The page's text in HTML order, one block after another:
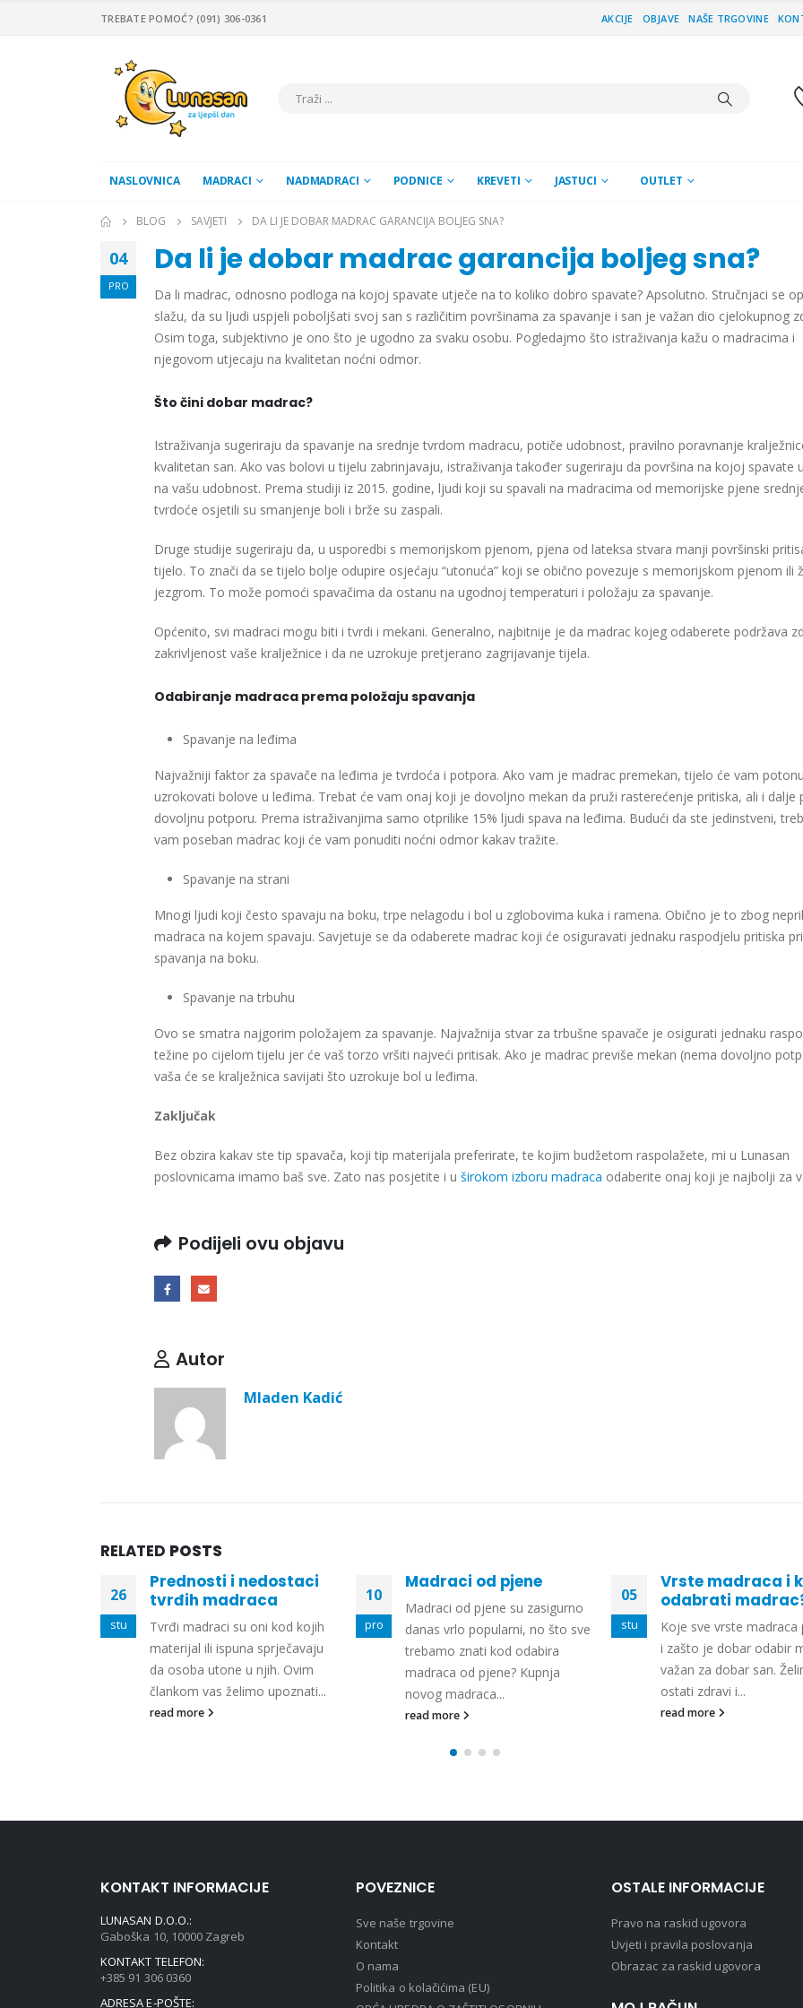
TREBATE POMOĆ? (091) 306-0361 AKCIJE OBJAVE NAŠE TRGOVINE
NASLOVNICA MADRACI NADMADRACI PODNICE KREVETI JASTUCI OUTLET
BLOG SAVJETI DA LI JE DOBAR MADRAC GARANCIJA BOLJEG SNA?
04
PRO
Da li je dobar madrac garancija boljeg sna?
Da li madrac, odnosno podloga na kojoj spavate utječe na to koliko dobro spavate? Apsolutno. Stručnjaci se
slažu, da su ljudi uspjeli poboljšati svoj san s različitim površinama za spavanje i san je važan dio cjelokupnog
Osim toga, subjektivno je ono što je ugodno za svaku osobu. Pogledajmo što istraživanja kažu o madracima i
njegovom utjecaju na kvalitetan noćni odmor.
Što čini dobar madrac?
Istraživanja sugeriraju da spavanje na srednje tvrdom madracu, potiče udobnost, pravilno poravnanje
kvalitetan san. Ako vas bolovi u tijelu zabrinjavaju, istraživanja također sugeriraju da površina na kojoj spavate
na vašu udobnost. Prema studiji iz 2015. godine, ljudi koji su spavali na madracima od memorijske pjene
tvrdoće osjetili su smanjenje boli i brže su zaspali.
Druge studije sugeriraju da, u usporedbi s memorijskom pjenom, pjena od lateksa stvara manji površinski
tijelo. To znači da se tijelo bolje odupire osjećaju “utonuća” koji se obično povezuje s memorijskom pjenom ili
jezgrom. To može pomoći spavačima da ostanu na ugodnoj temperaturi i položaju za spavanje.
Općenito, svi madraci mogu biti i tvrdi i mekani. Generalno, najbitnije je da madrac kojeg odaberete podržava
zakrivljenost vaše kralježnice i da ne uzrokuje pretjerano zagrijavanje tijela.
Odabiranje madraca prema položaju spavanja
Spavanje na leđima
Najvažniji faktor za spavače na leđima je tvrdoća i potpora. Ako vam je madrac premekan, tijelo će vam
uzrokovati bolove u leđima. Trebat će vam onaj koji je dovoljno mekan da pruži rasterećenje pritiska, ali i dalje
dovoljnu potporu. Prema istraživanjima samo otprilike 15% ljudi spava na leđima. Budući da ste jedinstveni,
vam poseban madrac koji će vam ponuditi noćni odmor kakav tražite.
Spavanje na strani
Mnogi ljudi koji često spavaju na boku, trpe nelagodu i bol u zglobovima kuka i ramena. Obično je to zbog
madraca na kojem spavaju. Savjetuje se da odaberete madrac koji će osiguravati jednaku raspodjelu pritiska
spavanja na boku.
Spavanje na trbuhu
Ovo se smatra najgorim položajem za spavanje. Najvažnija stvar za trbušne spavače je osigurati jednaku
težine po cijelom tijelu jer će vaš torzo vršiti najveći pritisak. Ako je madrac previše mekan (nema dovoljno
vaša će se kralježnica savijati što uzrokuje bol u leđima.
Zaključak
Bez obzira kakav ste tip spavača, koji tip materijala preferirate, te kojim budžetom raspolažete, mi u Lunasan
poslovnicama imamo baš sve. Zato nas posjetite i u širokom izboru madraca odaberite onaj koji je najbolji za
Podijeli ovu objavu
Autor
Mladen Kadić
RELATED POSTS
26
stu
Prednosti i nedostaci
tvrđih madraca
Tvrđi madraci su oni kod kojih
materijal ili ispuna sprječavaju
da osoba utone u njih. Ovim
člankom vas želimo upoznati...
read more
10
pro
Madraci od pjene
Madraci od pjene su zasigurno
danas vrlo popularni, no što sve
trebamo znati kod odabira
madraca od pjene? Kupnja
novog madraca...
read more
05
stu
Vrste madraca i
odabrati
Koje sve vrste madraca
i zašto je dobar odabir
važan za dobar san.
ostati zdravi i...
read more
KONTAKT INFORMACIJE
LUNASAN D.O.O.:
Gaboška 10, 10000 Zagreb
KONTAKT TELEFON:
+385 91 306 0360
ADRESA E-POŠTE:
POVEZNICE
Sve naše trgovine
Kontakt
O nama
Politika o kolačićima (EU)
OSTALE INFORMACIJE
Pravo na raskid ugovora
Uvjeti i pravila poslovanja
Obrazac za raskid ugovora